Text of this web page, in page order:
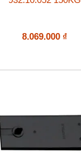
8.069.000 ₫